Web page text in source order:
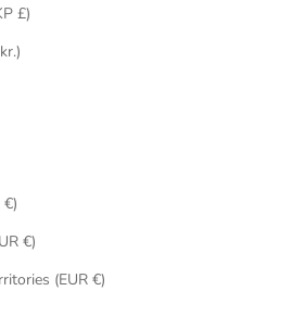
Falkland Islands (FKP £)
Faroe Islands (DKK kr.)
French Guiana (EUR €)
French Polynesia (EUR €)
French Southern Territories (EUR €)